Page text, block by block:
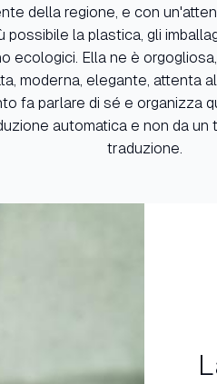
della regione, e con
possibile la plastica, gli
ecologici. Ella ne è
moderna, elegante, attenta
fa parlare di sé e
automatica e non da
traduzione.